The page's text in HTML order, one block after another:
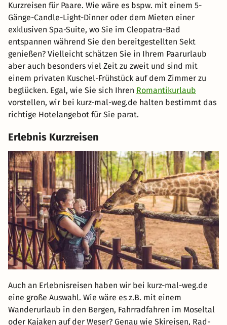
Kurzreisen für Paare. Wie wäre es bspw. mit einem 5-
Gänge-Candle-Light-Dinner oder dem Mieten einer
exklusiven Spa-Suite, wo Sie im Cleopatra-Bad
entspannen während Sie den bereitgestellten Sekt
genießen? Vielleicht schätzen Sie in Ihrem Paarurlaub
aber auch besonders viel Zeit zu zweit und sind mit
einem privaten Kuschel-Frühstück auf dem Zimmer zu
beglücken. Egal, wie Sie sich Ihren Romantikurlaub
vorstellen, wir bei kurz-mal-weg.de halten bestimmt das
richtige Hotelangebot für Sie parat.
Erlebnis Kurzreisen
Auch an Erlebnisreisen haben wir bei kurz-mal-weg.de
eine große Auswahl. Wie wäre es z.B. mit einem
Wanderurlaub in den Bergen, Fahrradfahren im Moseltal
oder Kajaken auf der Weser? Genau wie Skireisen, Rad-